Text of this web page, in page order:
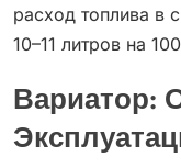
расход топлива в
10–11 литров на
Вариатор: